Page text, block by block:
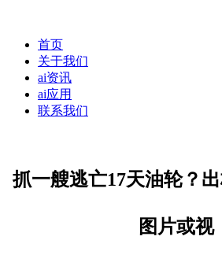
首页
关于我们
ai资讯
ai应用
联系我们
抓一艘逃亡17天油轮？
图片或视